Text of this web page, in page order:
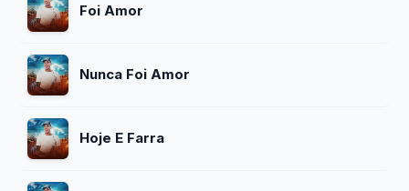
Foi Amor
Nunca Foi Amor
Hoje E Farra